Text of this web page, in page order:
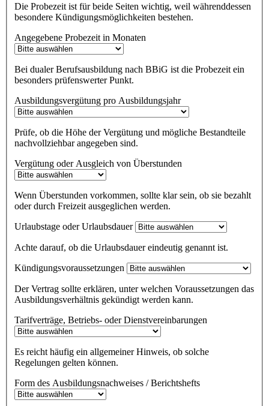
Die Probezeit ist für beide Seiten wichtig, weil währenddessen
besondere Kündigungsmöglichkeiten bestehen.
Angegebene Probezeit in Monaten
Bei dualer Berufsausbildung nach BBiG ist die Probezeit ein
besonders prüfenswerter Punkt.
Ausbildungsvergütung pro Ausbildungsjahr
Prüfe, ob die Höhe der Vergütung und mögliche Bestandteile
nachvollziehbar angegeben sind.
Vergütung oder Ausgleich von Überstunden
Wenn Überstunden vorkommen, sollte klar sein, ob sie bezahlt
oder durch Freizeit ausgeglichen werden.
Urlaubstage oder Urlaubsdauer
Achte darauf, ob die Urlaubsdauer eindeutig genannt ist.
Kündigungsvoraussetzungen
Der Vertrag sollte erklären, unter welchen Voraussetzungen das
Ausbildungsverhältnis gekündigt werden kann.
Tarifverträge, Betriebs- oder Dienstvereinbarungen
Es reicht häufig ein allgemeiner Hinweis, ob solche
Regelungen gelten können.
Form des Ausbildungsnachweises / Berichtshefts